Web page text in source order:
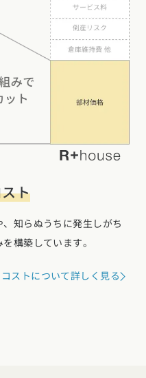
ト
知らぬうちに発生しがち
構築しています。
コストについて詳しく見る